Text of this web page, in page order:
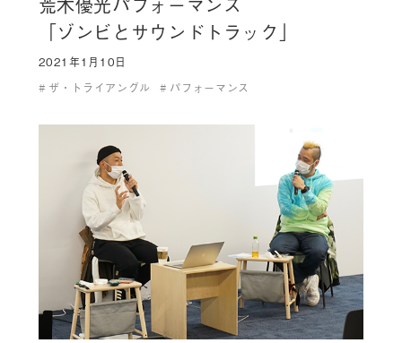
「ゾンビとサウンドトラック」
2021年1月10日
ザ・トライアングル
パフォーマンス